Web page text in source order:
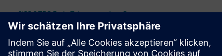
SIPROTEC 5 als Teleprotection Gateway
Broschüre: SIPROTEC 5
Katalog: SIPROTEC 5